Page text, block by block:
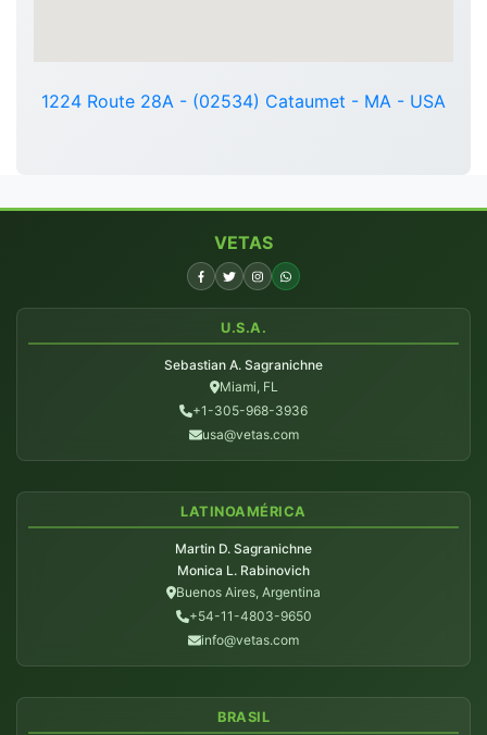
1224 Route 28A - (02534) Cataumet - MA - USA
VETAS
U.S.A.
Sebastian A. Sagranichne
Miami, FL
+1-305-968-3936
usa@vetas.com
LATINOAMÉRICA
Martin D. Sagranichne
Monica L. Rabinovich
Buenos Aires, Argentina
+54-11-4803-9650
info@vetas.com
BRASIL